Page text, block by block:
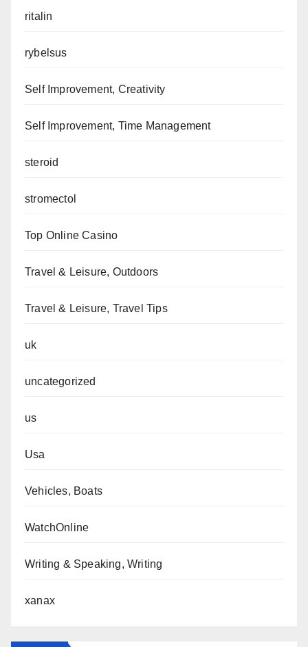
ritalin
rybelsus
Self Improvement, Creativity
Self Improvement, Time Management
steroid
stromectol
Top Online Casino
Travel & Leisure, Outdoors
Travel & Leisure, Travel Tips
uk
uncategorized
us
Usa
Vehicles, Boats
WatchOnline
Writing & Speaking, Writing
xanax